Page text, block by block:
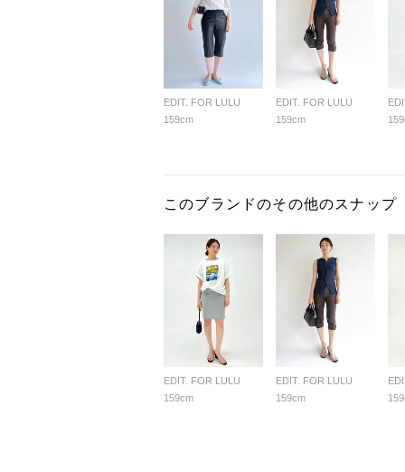
EDIT. FOR LULU
159cm
EDIT. FOR LULU
159cm
このブランドのその他のスナップ
EDIT. FOR LULU
159cm
EDIT. FOR LULU
159cm